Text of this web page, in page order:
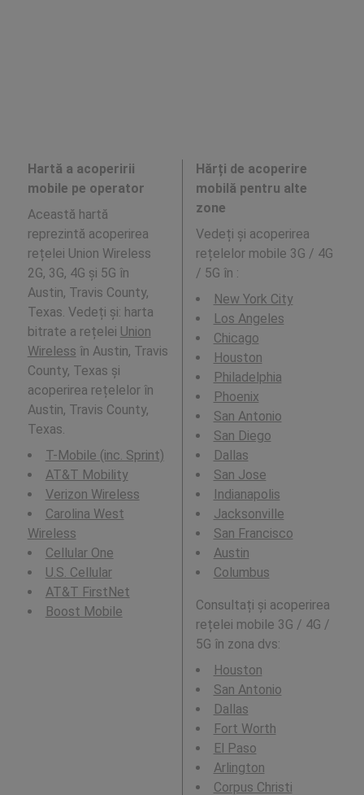
Hartă a acoperirii
mobile pe operator
Această hartă
reprezintă acoperirea
rețelei Union Wireless
2G, 3G, 4G și 5G în
Austin, Travis County,
Texas. Vedeți și: harta
bitrate a rețelei Union
Wireless în Austin, Travis
County, Texas și
acoperirea rețelelor în
Austin, Travis County,
Texas.
T-Mobile (inc. Sprint)
AT&T Mobility
Verizon Wireless
Carolina West
Wireless
Cellular One
U.S. Cellular
AT&T FirstNet
Boost Mobile
Hărți de acoperire
mobilă pentru alte
zone
Vedeți și acoperirea
rețelelor mobile 3G / 4G
/ 5G în :
New York City
Los Angeles
Chicago
Houston
Philadelphia
Phoenix
San Antonio
San Diego
Dallas
San Jose
Indianapolis
Jacksonville
San Francisco
Austin
Columbus
Consultați și acoperirea
rețelei mobile 3G / 4G /
5G în zona dvs:
Houston
San Antonio
Dallas
Fort Worth
El Paso
Arlington
Corpus Christi